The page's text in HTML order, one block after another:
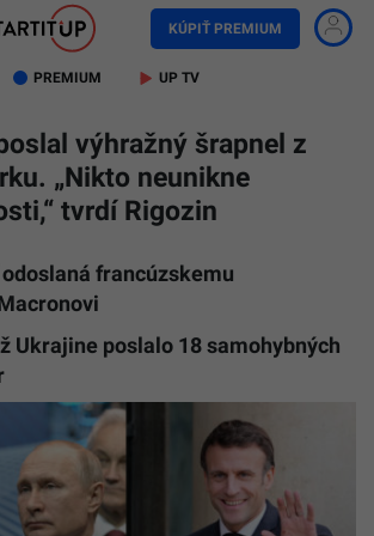
KÚPIŤ PREMIUM
PREMIUM UP TV
výhražný šrapnel z
„Nikto neunikne
tvrdí Rigozin
francúzskemu
Ukrajine poslalo 18 samohybných